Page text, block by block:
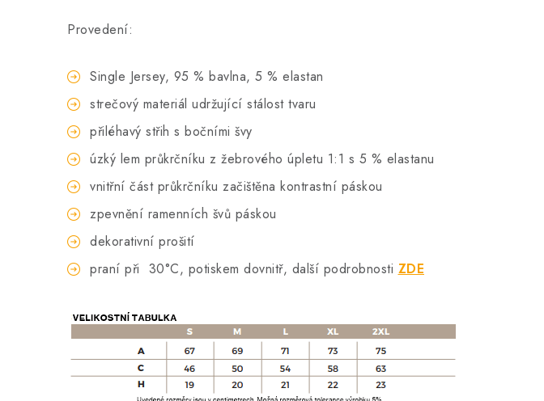
Provedení:
Single Jersey, 95 % bavlna, 5 % elastan
strečový materiál udržující stálost tvaru
přiléhavý střih s bočními švy
úzký lem průkrčníku z žebrového úpletu 1:1 s 5 % elastanu
vnitřní část průkrčníku začištěna kontrastní páskou
zpevnění ramenních švů páskou
dekorativní prošití
praní při 30°C, potiskem dovnitř, další podrobnosti ZDE